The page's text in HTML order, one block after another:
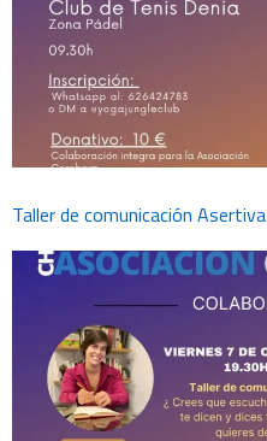
Taller de comunicación Asertiva